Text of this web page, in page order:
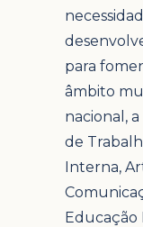
para
âmbito
nacional,
de
Interna,
Educação